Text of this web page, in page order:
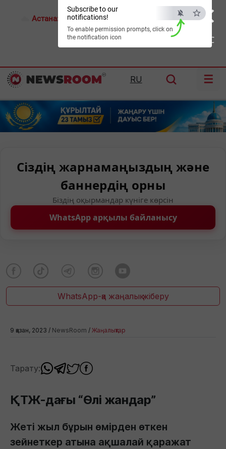
×
ESC
Subscribe to our
notifications!
To enable permission prompts, click on
the notification icon
Астана: 18°C Алматы: Шымкент:24°C
RU ☰
Сіздің жарнамаңыздың және
баннердің орны
Біздің оқырмандар күніге көрсін
WhatsApp арқылы байланысу
WhatsApp-қа жаңалық жіберу
9 қазан, 2023 / NewsRoom / Жаңалықтар
Тарату:
ҚТЖ-дағы “Өлі жандар”
Жеті жыл бұрын өмірден өткен
зейнеткер атына ақшалай қаражат